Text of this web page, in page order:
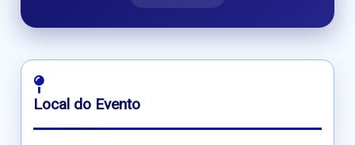
Local do Evento